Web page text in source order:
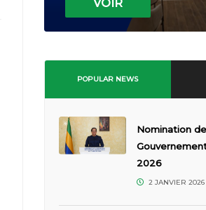
VOIR
POPULAR NEWS
Nomination
Gouvernement
2026
2 JANVIER 2026